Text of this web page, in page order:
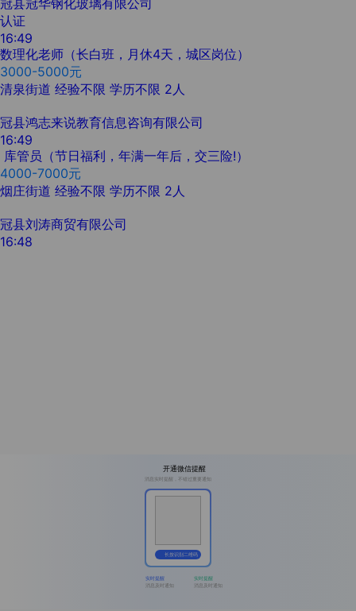
认证
16:49
数理化老师（长白班，月休4天，城区岗位）
3000-5000元
清泉街道 经验不限 学历不限 2人
冠县鸿志来说教育信息咨询有限公司
16:49
库管员（节日福利，年满一年后，交三险!）
4000-7000元
烟庄街道 经验不限 学历不限 2人
冠县‬刘涛商贸有限公司
16:48
开通微信提醒
消息实时提醒，不错过重要通知
长按识别二维码
实时提醒
消息及时通知
实时提醒
消息及时通知